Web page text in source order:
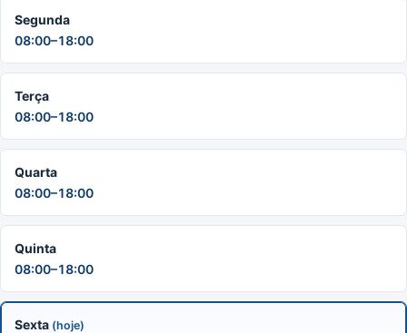
Segunda
08:00–18:00
Terça
08:00–18:00
Quarta
08:00–18:00
Quinta
08:00–18:00
Sexta (hoje)